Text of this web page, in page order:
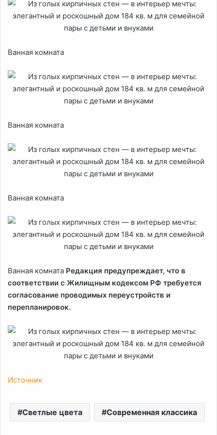
Ванная комната
Ванная комната
Ванная комната
Ванная комната Редакция предупреждает, что в
соответствии с Жилищным кодексом РФ требуется
согласование проводимых переустройств и
перепланировок.
Источник
Светлые цвета Современная классика